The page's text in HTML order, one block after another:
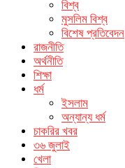
বিশ্ব
মুসলিম বিশ্ব
বিশেষ প্রতিবেদন
রাজনীতি
অর্থনীতি
শিক্ষা
ধর্ম
ইসলাম
অন্যান্য ধর্ম
চাকরির খবর
৩৬ জুলাই
খেলা